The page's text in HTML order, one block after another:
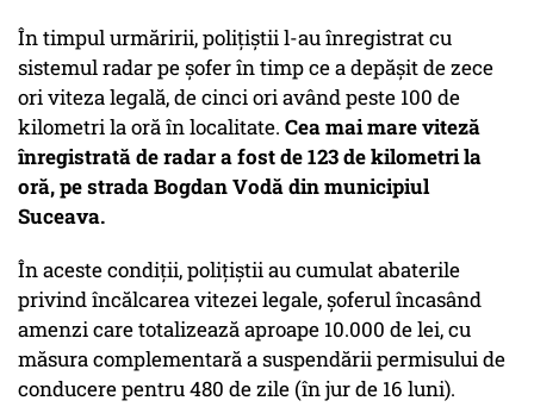
În timpul urmăririi, polițiștii l-au înregistrat cu
sistemul radar pe șofer în timp ce a depășit de zece
ori viteza legală, de cinci ori având peste 100 de
kilometri la oră în localitate. Cea mai mare viteză
înregistrată de radar a fost de 123 de kilometri la
oră, pe strada Bogdan Vodă din municipiul
Suceava.
În aceste condiții, polițiștii au cumulat abaterile
privind încălcarea vitezei legale, șoferul încasând
amenzi care totalizează aproape 10.000 de lei, cu
măsura complementară a suspendării permisului de
conducere pentru 480 de zile (în jur de 16 luni).